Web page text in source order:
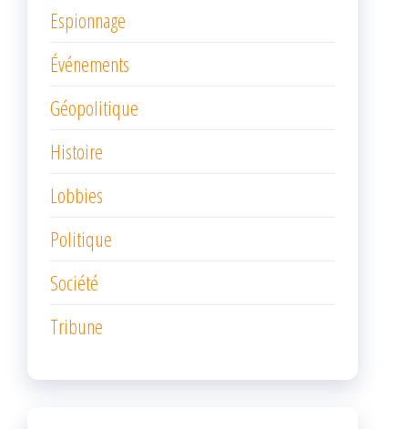
Espionnage
Événements
Géopolitique
Histoire
Lobbies
Politique
Société
Tribune